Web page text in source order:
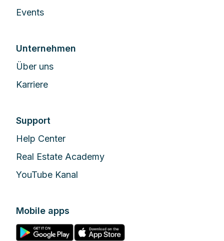
Events
Unternehmen
Über uns
Karriere
Support
Help Center
Real Estate Academy
YouTube Kanal
Mobile apps